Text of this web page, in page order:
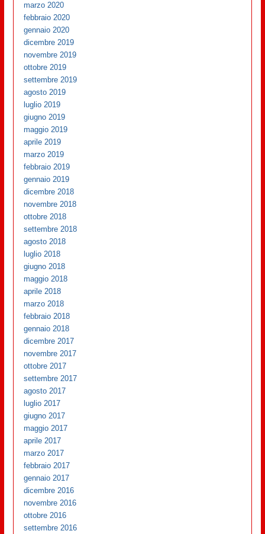
marzo 2020
febbraio 2020
gennaio 2020
dicembre 2019
novembre 2019
ottobre 2019
settembre 2019
agosto 2019
luglio 2019
giugno 2019
maggio 2019
aprile 2019
marzo 2019
febbraio 2019
gennaio 2019
dicembre 2018
novembre 2018
ottobre 2018
settembre 2018
agosto 2018
luglio 2018
giugno 2018
maggio 2018
aprile 2018
marzo 2018
febbraio 2018
gennaio 2018
dicembre 2017
novembre 2017
ottobre 2017
settembre 2017
agosto 2017
luglio 2017
giugno 2017
maggio 2017
aprile 2017
marzo 2017
febbraio 2017
gennaio 2017
dicembre 2016
novembre 2016
ottobre 2016
settembre 2016